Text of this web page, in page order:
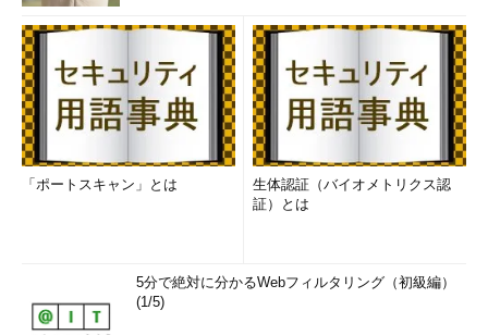
「ポートスキャン」とは
生体認証（バイオメトリクス認
証）とは
5分で絶対に分かるWebフィルタリング（初級編）
(1/5)